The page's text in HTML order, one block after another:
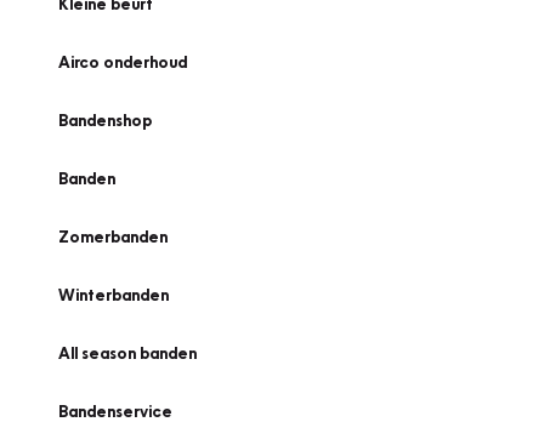
Airco onderhoud
Bandenshop
Banden
Zomerbanden
Winterbanden
All season banden
Bandenservice